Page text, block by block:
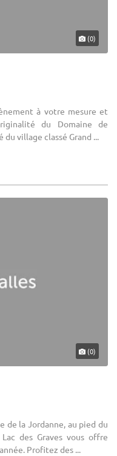
(0)
à votre mesure et
du Domaine de
village classé Grand ...
(0)
de la Jordanne, au pied du
des Graves vous offre
Profitez des ...